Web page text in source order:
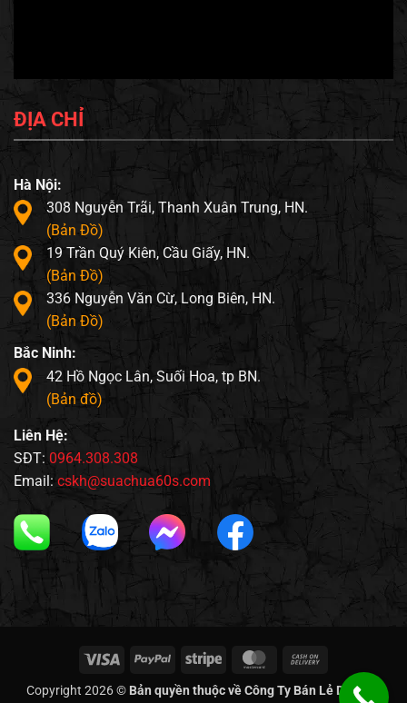
ĐỊA CHỈ
Hà Nội:
308 Nguyễn Trãi, Thanh Xuân Trung, HN.
(Bản Đồ)
19 Trần Quý Kiên, Cầu Giấy, HN.
(Bản Đồ)
336 Nguyễn Văn Cừ, Long Biên, HN.
(Bản Đồ)
Bắc Ninh:
42 Hồ Ngọc Lân, Suối Hoa, tp BN.
(Bản đồ)
Liên Hệ:
SĐT: 0964.308.308
Email: cskh@suachua60s.com
Visa PayPal Stripe MasterCard
Delivery
Copyright 2026 © Bản quyền thuộc về Công Ty Bán Lẻ Di Động